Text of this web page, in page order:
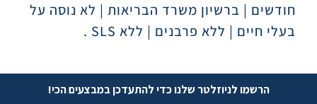
חודשים | ברשיון משרד הבריאות | לא נוסה על
בעלי חיים | ללא פרבנים | ללא SLS .
הרשמו לניוזלטר שלנו כדי להתעדכן במבצעים הכי!